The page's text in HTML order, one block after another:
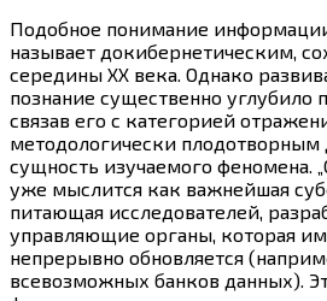
Подобное понимание
называет докибернетическим,
середины ХХ века. Однако
познание существенно углубило
связав его с категорией
методологически плодотворным
сущность изучаемого феномена.
уже мыслится как важнейшая
питающая исследователей,
управляющие органы, которая
непрерывно обновляется
всевозможных банков данных).